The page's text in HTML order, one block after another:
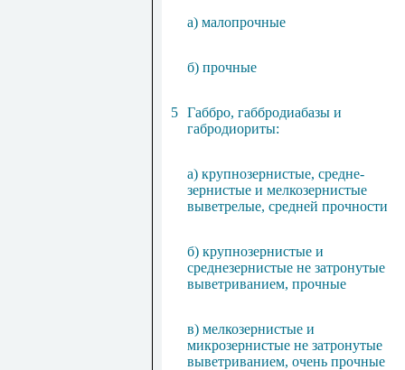
а) малопрочные
б) прочные
5 Габбро, габбродиабазы и
габродиориты:
а) крупнозернистые, средне-
зернистые и мелкозернистые
выветрелые, средней прочности
б) крупнозернистые и
среднезернистые не затронутые
выветриванием, прочные
в) мелкозернистые и
микрозернистые не затронутые
выветриванием, очень прочные